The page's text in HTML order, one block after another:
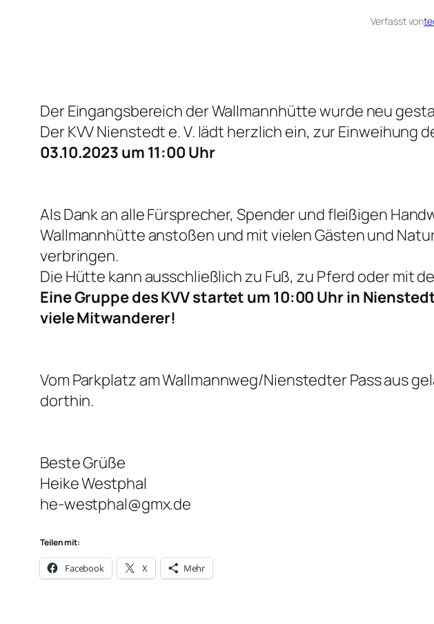
Verfasst von
Der Eingangsbereich der Wallmannhütte wurde neu
Der KVV Nienstedt e. V. lädt herzlich ein, zur Einweihung
03.10.2023 um 11:00 Uhr
Als Dank an alle Fürsprecher, Spender und fleißigen
Wallmannhütte anstoßen und mit vielen Gästen und
verbringen.
Die Hütte kann ausschließlich zu Fuß, zu Pferd oder mit
Eine Gruppe des KVV startet um 10:00 Uhr in
viele Mitwanderer!
Vom Parkplatz am Wallmannweg/Nienstedter Pass aus
dorthin.
Beste Grüße
Heike Westphal
he-westphal@gmx.de
Teilen mit:
Facebook X Mehr